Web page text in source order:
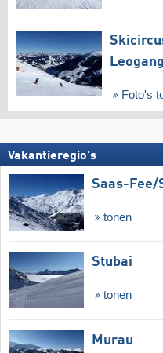
Foto's
Vakantieregio's
Saas-Fee/​
tonen
Stubai
tonen
Murau